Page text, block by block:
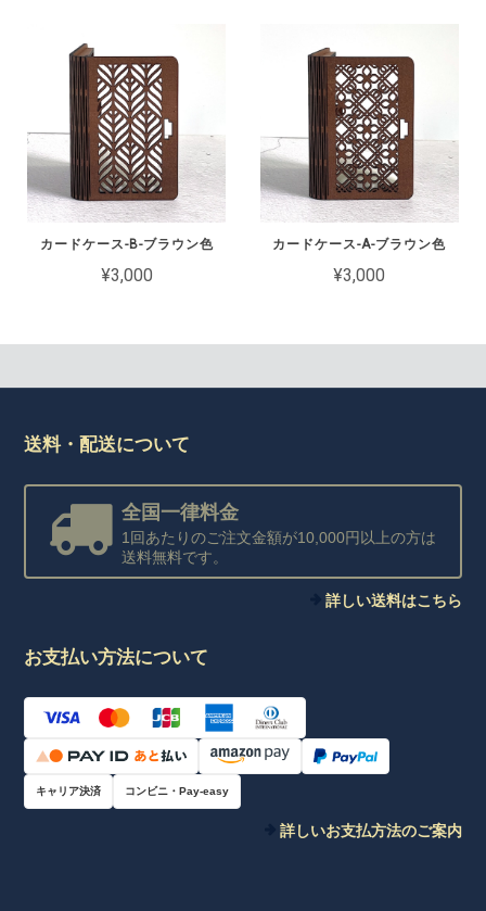
カードケース-B-ブラウン色
¥3,000
カードケース-A-ブラウン色
¥3,000
送料・配送について
全国一律料金
1回あたりのご注文金額が10,000円以上の方は
送料無料です。
詳しい送料はこちら
お支払い方法について
キャリア決済 コンビニ・Pay-easy
詳しいお支払方法のご案内